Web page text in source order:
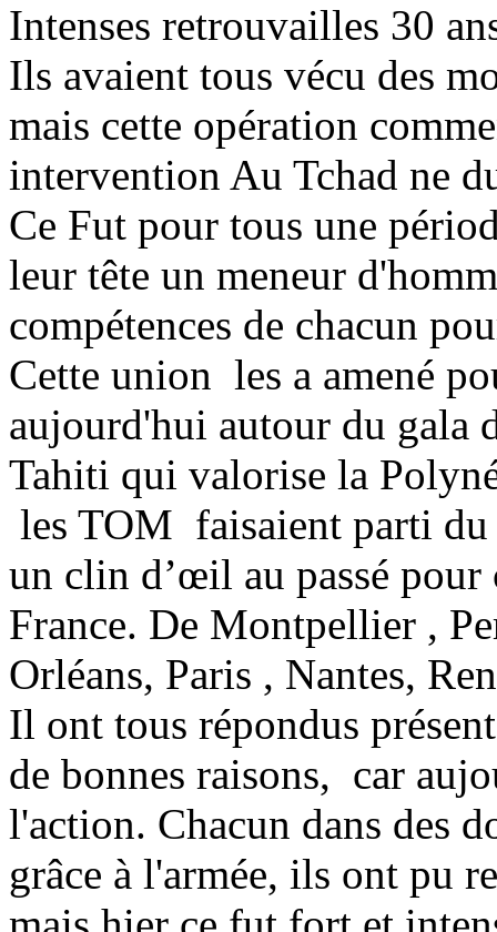
Intenses retrouvailles 30
Ils avaient tous vécu des
mais cette opération
intervention Au Tchad ne
Ce Fut pour tous une
leur tête un meneur
compétences de chacun
Cette union les a amené
aujourd'hui autour du gala
Tahiti qui valorise la
les TOM faisaient parti
un clin d’œil au passé pour
France. De Montpellier ,
Orléans, Paris , Nantes,
Il ont tous répondus
de bonnes raisons, car
l'action. Chacun dans des
grâce à l'armée, ils ont pu